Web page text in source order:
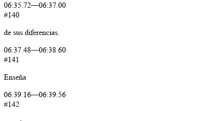
06:35.72—06:37.00
#140
de sus diferencias.
06:37.48—06:38.60
#141
Enseña
06:39.16—06:39.56
#142